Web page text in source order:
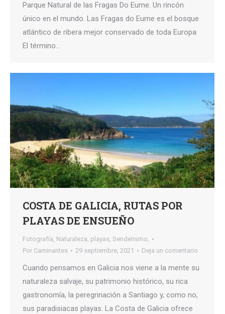
Parque Natural de las Fragas Do Eume. Un rincón
único en el mundo. Las Fragas do Eume es el bosque
atlántico de ribera mejor conservado de toda Europa
El término…
COSTA DE GALICIA, RUTAS POR
PLAYAS DE ENSUEÑO
Fotografía, Naturaleza, playas, Senderismo,
Por Caminantes 29 septiembre, 2021 Deja un comentario
Cuando pensamos en Galicia nos viene a la mente su
naturaleza salvaje, su patrimonio histórico, su rica
gastronomía, la peregrinación a Santiago y, como no,
sus paradisiacas playas. La Costa de Galicia ofrece